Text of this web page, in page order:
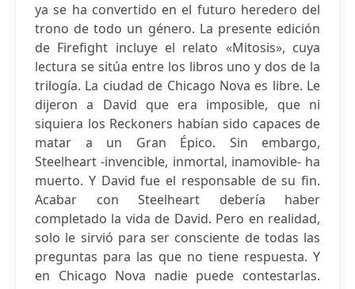
ya se ha convertido en el futuro heredero del
trono de todo un género. La presente edición
de Firefight incluye el relato «Mitosis», cuya
lectura se sitúa entre los libros uno y dos de la
trilogía. La ciudad de Chicago Nova es libre. Le
dijeron a David que era imposible, que ni
siquiera los Reckoners habían sido capaces de
matar a un Gran Épico. Sin embargo,
Steelheart -invencible, inmortal, inamovible- ha
muerto. Y David fue el responsable de su fin.
Acabar con Steelheart debería haber
completado la vida de David. Pero en realidad,
solo le sirvió para ser consciente de todas las
preguntas para las que no tiene respuesta. Y
en Chicago Nova nadie puede contestarlas.